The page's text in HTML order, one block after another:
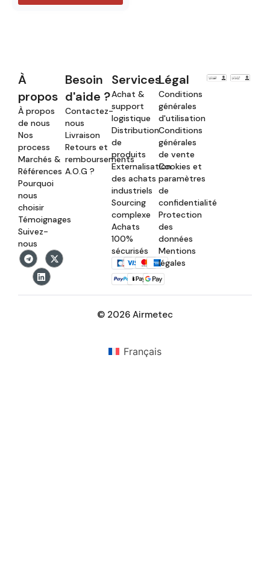
À
propos
À propos
de nous
Nos
process
Marchés &
Références
Pourquoi
nous
choisir
Témoignages
Suivez-
nous
Besoin
d'aide ?
Contactez-
nous
Livraison
Retours et
remboursements
A.O.G ?
Services
Achat &
support
logistique
Distribution
de
produits
Externalisation
des achats
industriels
Sourcing
complexe
Achats
100%
sécurisés
Légal
Conditions
générales
d'utilisation
Conditions
générales
de vente
Cookies et
paramètres
de
confidentialité
Protection
des
données
Mentions
légales
© 2026 Airmetec
Français